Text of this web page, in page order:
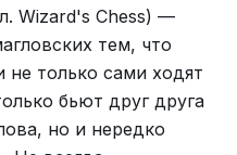
осталось! Я забрал
потерял только
ты медлишь, ходи
равно, тебя ничто
у моего ферзя, в
Wizard's Chess) —
тем, что
только сами ходят
бьют друг друга
но и нередко